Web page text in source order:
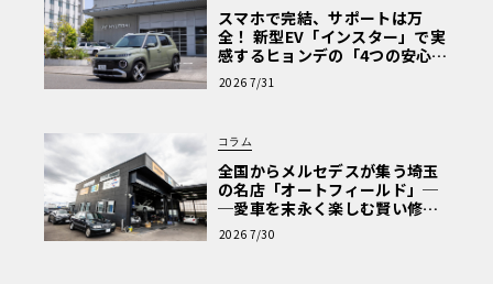
「こんなに加速が速いなんて信じられない。ステアリング
も素晴らしい。とても正確で、素晴らしいフィードバック
る。いま、EVを運転するのがとても楽しくなっているし、
このタイカン・ターボSのようなクルマの楽しさは、まさ
にそこにある。パフォーマンスEVには明るい未来があると
思うよ」とカーティケヤン氏。
スマホで完結、サポートは万
全！ 新型EV「インスター」で実
感するヒョンデの「4つの安心」
【第1回・ヒョンデ6つの疑問：
Why? Hyundai?】〈PR〉
2026 7/31
コラム
全国からメルセデスが集う埼玉
の名店「オートフィールド」─
─愛車を末永く楽しむ賢い修理
術と、プロがフックス製オイル
を選ぶ理由〈PR〉
2026 7/30